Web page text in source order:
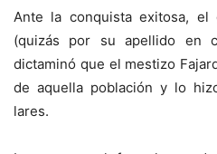
Ante la conquista exitosa, el
(quizás por su apellido en
dictaminó que el mestizo
de aquella población y lo
lares.